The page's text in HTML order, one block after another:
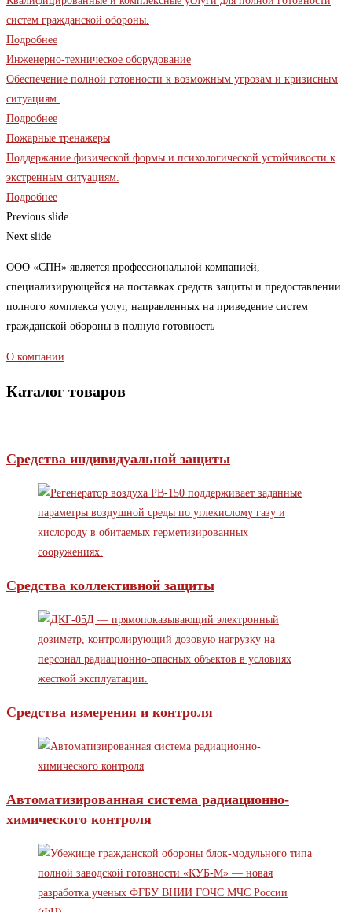
систем гражданской обороны.
Подробнее
Инженерно-техническое оборудование
Обеспечение полной готовности к возможным угрозам и кризисным
ситуациям.
Подробнее
Пожарные тренажеры
Поддержание физической формы и психологической устойчивости к
экстренным ситуациям.
Подробнее
Previous slide
Next slide
ООО «СПН» является профессиональной компанией,
специализирующейся на поставках средств защиты и предоставлении
полного комплекса услуг, направленных на приведение систем
гражданской обороны в полную готовность
О компании
Каталог товаров
Средства индивидуальной защиты
Средства коллективной защиты
Средства измерения и контроля
Автоматизированная система радиационно-
химического контроля